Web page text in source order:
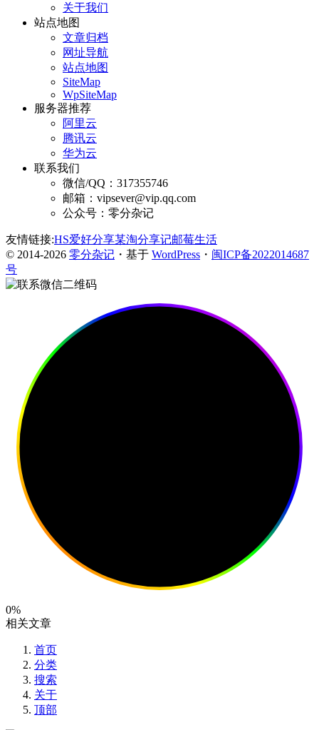
关于我们
站点地图
文章归档
网址导航
站点地图
SiteMap
WpSiteMap
服务器推荐
阿里云
腾讯云
华为云
联系我们
微信/QQ：317355746
邮箱：vipsever@vip.qq.com
公众号：零分杂记
友情链接:HS爱好分享某淘分享记邮莓生活
© 2014-2026 零分杂记 ・基于 WordPress ・ 闽ICP备2022014687
号
0%
相关文章
首页
分类
搜索
关于
顶部